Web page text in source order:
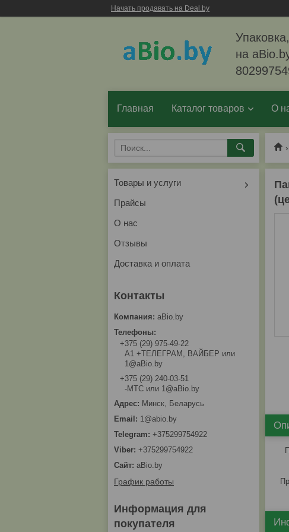
Начать продавать на Deal.by
на
Главная Каталог товаров О
Товары и услуги
Прайсы
О нас
Отзывы
Доставка и оплата
aBio.by
+375 (29) 975-49-22
A1 +ТЕЛЕГРАМ, ВАЙБЕР или
1@aBio.by
+375 (29) 240-03-51
-МТС или 1@aBio.by
Минск, Беларусь
1@abio.by
+375299754922
+375299754922
aBio.by
График работы
Информация для
покупателя